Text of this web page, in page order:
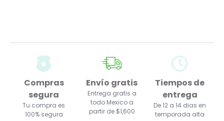
Compras
segura
Tu compra es
100% segura
Envío gratis
Entrega gratis a
todo Mexico a
partir de $1,600
Tiempos de
entrega
De 12 a 14 dias en
temporada alta